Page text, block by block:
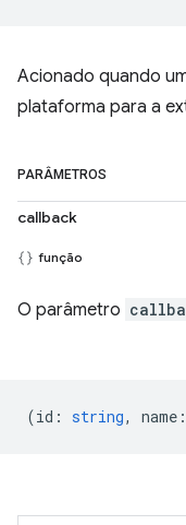
Acionado quando
plataforma para a
PARÂMETROS
callback
função
O parâmetro
(id : string, name :